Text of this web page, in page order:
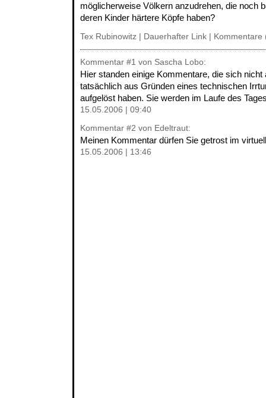
möglicherweise Völkern anzudrehen, die noch
deren Kinder härtere Köpfe haben?
Tex Rubinowitz | Dauerhafter Link Kommentare
Kommentar #1 von Sascha Lobo:
Hier standen einige Kommentare, die sich
tatsächlich aus Gründen eines technischen
aufgelöst haben. Sie werden im Laufe des
15.05.2006 | 09:40
Kommentar #2 von Edeltraut:
Meinen Kommentar dürfen Sie getrost im
15.05.2006 | 13:46